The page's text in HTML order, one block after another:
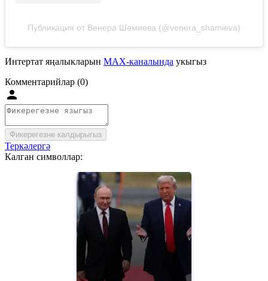
Публикация от Венера Шәмиева (@venera_shamieva)
Интертат яңалыкларын MAX-каналында укыгыз
Комментарийлар (0)
Фикерегезне калдырыгыз
Теркәлергә
Калган символлар: